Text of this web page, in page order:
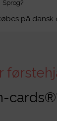
Sprog?
på dansk